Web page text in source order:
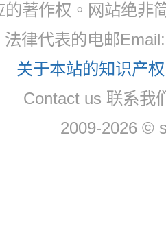
的著作权。网站绝非
法律代表的电邮
关于本站的知识产
Contact us 联系我
2009-2026 ©